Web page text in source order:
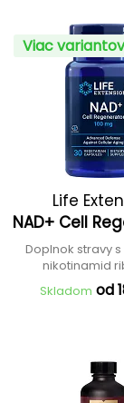
Viac variantov
Life
NAD+ Cell
Doplnok stravy
nikotinamid
Skladom od